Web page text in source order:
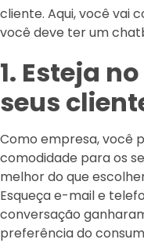
cliente. Aqui, você vai
você deve ter um
1. Esteja
seus
Como empresa, você
comodidade para os
melhor do que
Esqueça e-mail e
conversação
preferência do